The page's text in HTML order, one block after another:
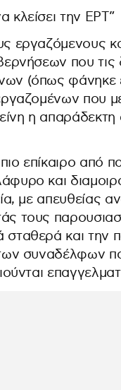
την ΕΡΤ”
εργαζόμενους
που τις
(όπως φάνηκε
που
η
επίκαιρο από
και
με απευθείας
τους
και την
συναδέλφων